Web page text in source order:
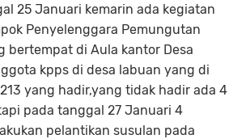
25 Januari kemarin ada kegiatan
Penyelenggara Pemungutan
bertempat di Aula kantor Desa
kpps di desa labuan yang di
yang hadir,yang tidak hadir ada 4
pada tanggal 27 Januari 4
pelantikan susulan pada